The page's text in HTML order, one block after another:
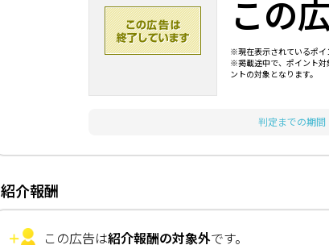
この
※現在表示されているポイ
※掲載途中で、ポイント対
ントの対象となります。
判定までの期間
紹介報酬
この広告は紹介報酬の対象外です。